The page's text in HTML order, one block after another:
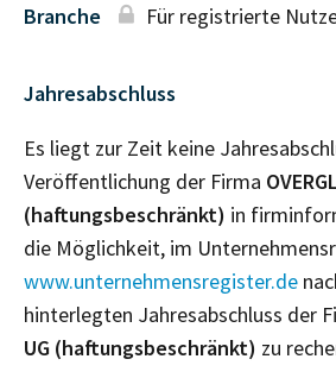
Branche Für registrierte
Jahresabschluss
Es liegt zur Zeit keine
Veröffentlichung der Firma
(haftungsbeschränkt) in
die Möglichkeit, im
www.unternehmensregister.de
hinterlegten Jahresabschluss der
UG (haftungsbeschränkt) zu